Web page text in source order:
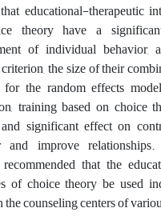
educational-therapeutic
theory have a
of individual behavior,
the size of their
the random effects
training based on choice
significant effect on
and improve
that the
of choice theory be used
the counseling centers of